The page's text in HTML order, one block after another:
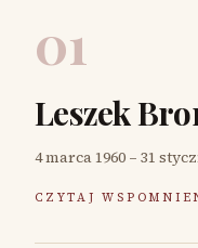
01
Leszek
4 marca 1960 – 31
CZYTAJ